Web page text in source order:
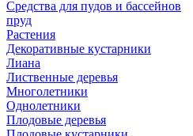
Средства для пудов и бассейнов
пруд
Растения
Декоративные кустарники
Лиана
Лиственные деревья
Многолетники
Однолетники
Плодовые деревья